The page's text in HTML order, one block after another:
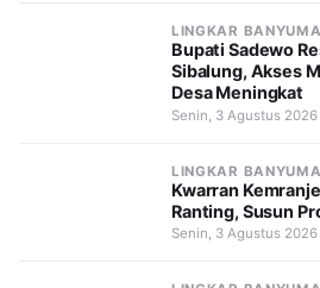
LINGKAR
Bupati Sadewo
Sibalung, Akses
Desa Meningkat
Senin, 3 Agustus 2026
LINGKAR
Kwarran
Ranting, Susun
Senin, 3 Agustus 2026